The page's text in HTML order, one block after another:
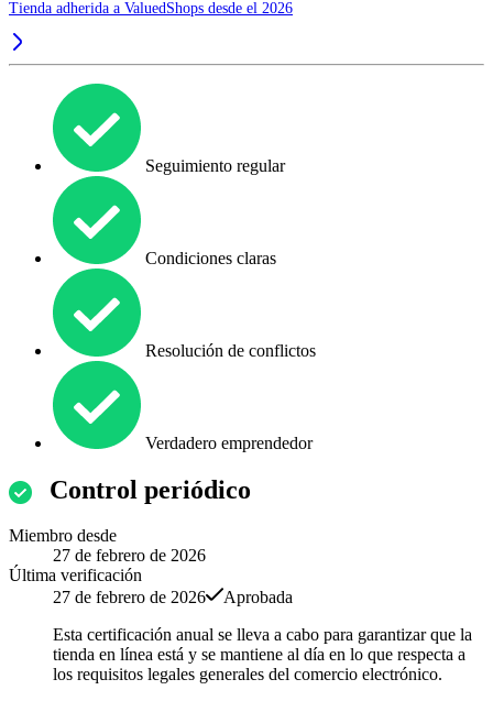
Tienda adherida a ValuedShops desde el 2026
Seguimiento regular
Condiciones claras
Resolución de conflictos
Verdadero emprendedor
Control periódico
Miembro desde
27 de febrero de 2026
Última verificación
27 de febrero de 2026
Aprobada
Esta certificación anual se lleva a cabo para garantizar que la
tienda en línea está y se mantiene al día en lo que respecta a
los requisitos legales generales del comercio electrónico.